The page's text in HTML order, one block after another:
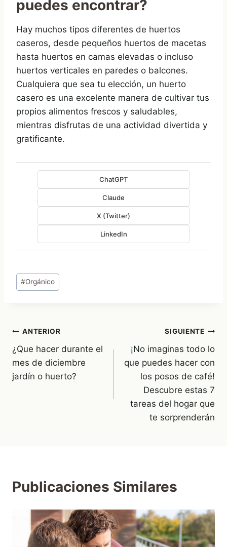
puedes encontrar?
Hay muchos tipos diferentes de huertos
caseros, desde pequeños huertos de macetas
hasta huertos en camas elevadas o incluso
huertos verticales en paredes o balcones.
Cualquiera que sea tu elección, un huerto
casero es una excelente manera de cultivar tus
propios alimentos frescos y saludables,
mientras disfrutas de una actividad divertida y
gratificante.
ChatGPT
Claude
X (Twitter)
LinkedIn
Etiquetas
de
#Orgánico
Navegación
de
entradas
ANTERIOR
¿Que hacer durante el
mes de diciembre
jardín o huerto?
SIGUIENTE
¡No imaginas todo lo
que puedes hacer con
los posos de café!
Descubre estas 7
tareas del hogar que
te sorprenderán
Publicaciones Similares